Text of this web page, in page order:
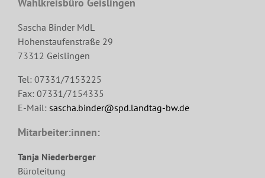
Wahlkreisbüro Geislingen
Sascha Binder MdL
Hohenstaufenstraße 29
73312 Geislingen
Tel: 07331/7153225
Fax: 07331/7154335
E-Mail: sascha.binder@spd.landtag-bw.de
Mitarbeiter:innen:
Tanja Niederberger
Büroleitung